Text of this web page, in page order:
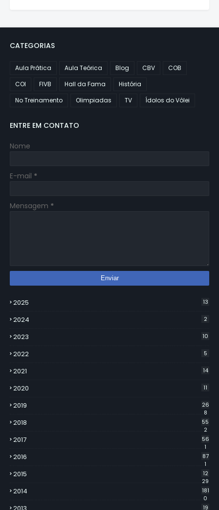
CATEGORIAS
Aula Prática Aula Teórica Blog CBV
COB
COI
FIVB Hall da Fama
História
No Treinamento
Olimpiadas TV Ídolos do Vôlei
ENTRE EM CONTATO
Nome
E-mail *
Mensagem *
2025 13
2024 2
2023 10
2022 5
2021 14
2020 11
2019
26
8
2018
55
2
2017
56
1
2016
87
1
2015
12
29
2014
181
0
19